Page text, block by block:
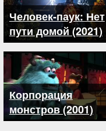
Человек-паук: Нет
пути домой (2021)
Корпорация
монстров (2001)